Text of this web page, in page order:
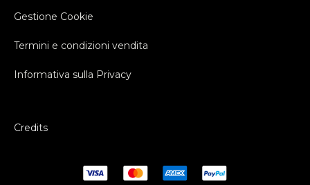
Gestione Cookie
Termini e condizioni vendita
Informativa sulla Privacy
Credits